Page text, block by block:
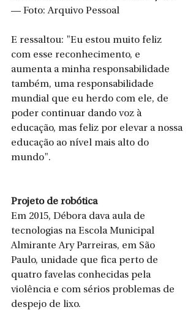
— Foto: Arquivo Pessoal
E ressaltou: "Eu estou muito feliz
com esse reconhecimento, e
aumenta a minha responsabilidade
também, uma responsabilidade
mundial que eu herdo com ele, de
poder continuar dando voz à
educação, mas feliz por elevar a nossa
educação ao nível mais alto do
mundo".
Projeto de robótica
Em 2015, Débora dava aula de
tecnologias na Escola Municipal
Almirante Ary Parreiras, em São
Paulo, unidade que fica perto de
quatro favelas conhecidas pela
violência e com sérios problemas de
despejo de lixo.